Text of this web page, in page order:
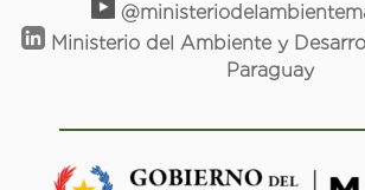
Ministerio del Ambiente y
Paraguay